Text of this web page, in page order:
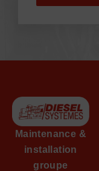
Maintenance &
installation
groupe